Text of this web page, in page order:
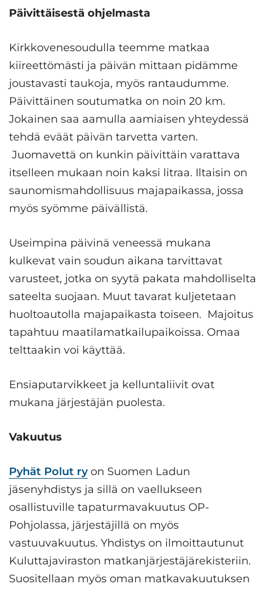
Päivittäisestä ohjelmasta
Kirkkovenesoudulla teemme matkaa
kiireettömästi ja päivän mittaan pidämme
joustavasti taukoja, myös rantaudumme.
Päivittäinen soutumatka on noin 20 km.
Jokainen saa aamulla aamiaisen yhteydessä
tehdä eväät päivän tarvetta varten.
Juomavettä on kunkin päivittäin varattava
itselleen mukaan noin kaksi litraa. Iltaisin on
saunomismahdollisuus majapaikassa, jossa
myös syömme päivällistä.
Useimpina päivinä veneessä mukana
kulkevat vain soudun aikana tarvittavat
varusteet, jotka on syytä pakata mahdolliselta
sateelta suojaan. Muut tavarat kuljetetaan
huoltoautolla majapaikasta toiseen. Majoitus
tapahtuu maatilamatkailupaikoissa. Omaa
telttaakin voi käyttää.
Ensiaputarvikkeet ja kelluntaliivit ovat
mukana järjestäjän puolesta.
Vakuutus
Pyhät Polut ryon Suomen Ladun
jäsenyhdistys ja sillä on vaellukseen
osallistuville tapaturmavakuutus OP-
Pohjolassa, järjestäjillä on myös
vastuuvakuutus. Yhdistys on ilmoittautunut
Kuluttajaviraston matkanjärjestäjärekisteriin.
Suositellaan myös oman matkavakuutuksen